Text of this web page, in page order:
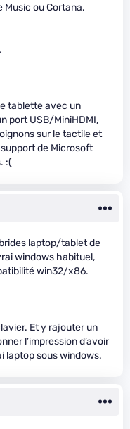
Music ou Cortana.
tablette avec un
port USB/MiniHDMI,
sur le tactile et
de Microsoft
:(
laptop/tablet de
windows habituel,
win32/x86.
Et y rajouter un
l’impression d’avoir
laptop sous windows.